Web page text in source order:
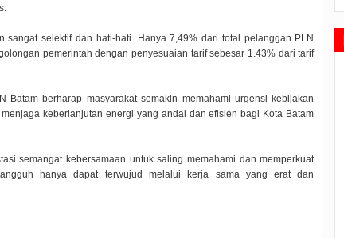
selektif dan hati-hati. Hanya 7,49% dari total pelanggan PLN
pemerintah dengan penyesuaian tarif sebesar 1.43% dari tarif
berharap masyarakat semakin memahami urgensi kebijakan
keberlanjutan energi yang andal dan efisien bagi Kota Batam
semangat kebersamaan untuk saling memahami dan memperkuat
hanya dapat terwujud melalui kerja sama yang erat dan